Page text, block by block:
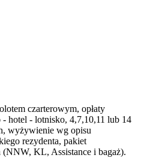
czarterowym, opłaty
hotel - lotnisko, 4,7,10,11 lub 14
wyżywienie wg opisu
rezydenta, pakiet
KL, Assistance i bagaż).